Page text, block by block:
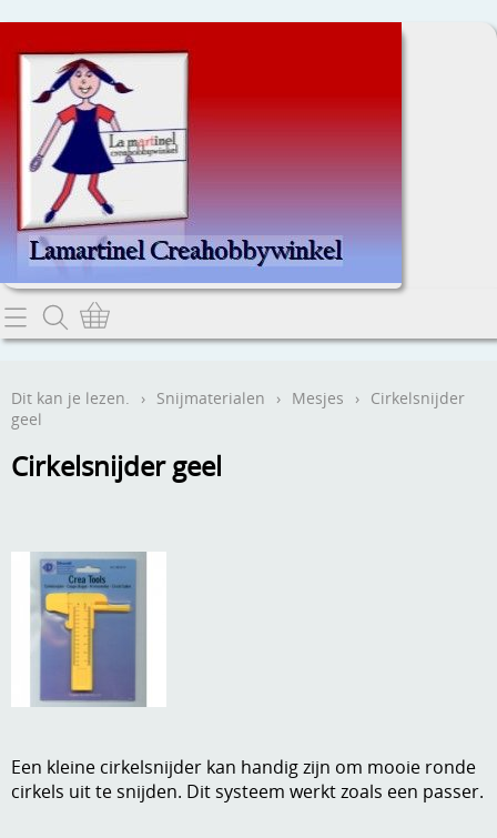
Home
Contact
Webwinkel
Aanbiedingen
Andere
Boeken en magazines
Dies om te stansen
DVD-CD
Embossen
Verzend - en verpakkingsk
Mijn account
Info
Anders creatief
Dit kan je lezen. › Snijmaterialen › Mesjes › Cirkelsnijder
geel
Cirkelsnijder geel
Een kleine cirkelsnijder kan handig zijn om mooie ronde
cirkels uit te snijden. Dit systeem werkt zoals een passer.